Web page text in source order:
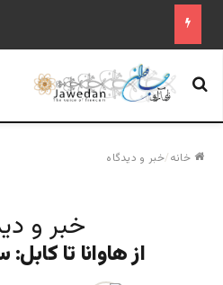
جستجو برای
خانه/خبر و دیدگاه
خبر و
از هاوانا تا